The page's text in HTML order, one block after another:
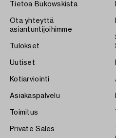
Tietoa Bukowskista
Ota yhteyttä
asiantuntijoihimme
Tulokset
Uutiset
Kotiarviointi
Asiakaspalvelu
Toimitus
Private Sales